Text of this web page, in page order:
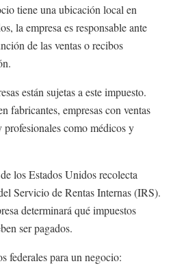
tiene una ubicación local en
la empresa es responsable ante
de las ventas o recibos
están sujetas a este impuesto.
fabricantes, empresas con ventas
profesionales como médicos y
los Estados Unidos recolecta
Servicio de Rentas Internas (IRS).
determinará qué impuestos
ser pagados.
federales para un negocio: